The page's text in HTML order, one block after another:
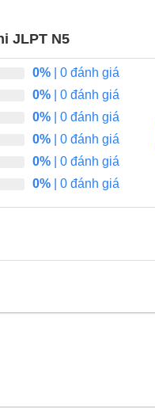
JLPT N5
0% | 0 đánh giá
0% | 0 đánh giá
0% | 0 đánh giá
0% | 0 đánh giá
0% | 0 đánh giá
0% | 0 đánh giá